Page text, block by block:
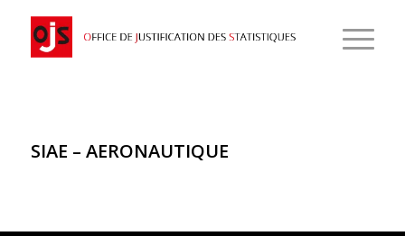
SIAE – AERONAUTIQUE